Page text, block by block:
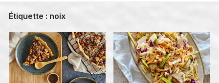
Étiquette : noix